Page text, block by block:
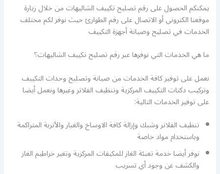
يمكنكم الحصول على رقم تصليح تكييف الشاليهات من خلال زيارة
موقعنا الكتروني أو الاتصال على رقم الطوارئ حيث نوفر لكم مختلف
الخدمات في تصليح وصيانة أجهزة التكييف
ما هي الخدمات التي نوفرها عبر رقم تصليح تكييف الشاليهات؟
نعمل على توفير كافة الخدمات من صيانة وتصليح وحدات التكييف
وتركيب دكتات التكييف المركزية وتنظيف الفلاتر وغيرها ونعمل أيضا
على توفير الخدمات التالية:
تنظيف الفلاتر وشبك وإزالة كافة الاوساخ والغبار والأتربة المتراكمة
وباستخدام مواد خاصة
نوفر أيضا خدمة تعبئة الغاز للمكيفات المركزية وتغير خراطيم الغاز
والكشف عن وجود أي تسريب